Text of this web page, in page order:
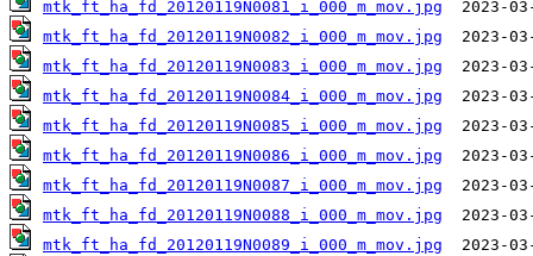
mtk_ft_ha_fd_20120119N0081_i_000_m_mov.jpg
mtk_ft_ha_fd_20120119N0082_i_000_m_mov.jpg
mtk_ft_ha_fd_20120119N0083_i_000_m_mov.jpg
mtk_ft_ha_fd_20120119N0084_i_000_m_mov.jpg
mtk_ft_ha_fd_20120119N0085_i_000_m_mov.jpg
mtk_ft_ha_fd_20120119N0086_i_000_m_mov.jpg
mtk_ft_ha_fd_20120119N0087_i_000_m_mov.jpg
mtk_ft_ha_fd_20120119N0088_i_000_m_mov.jpg
mtk_ft_ha_fd_20120119N0089_i_000_m_mov.jpg